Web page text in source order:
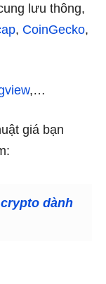
lưu thông,
, CoinGecko,
,…
giá bạn
dành